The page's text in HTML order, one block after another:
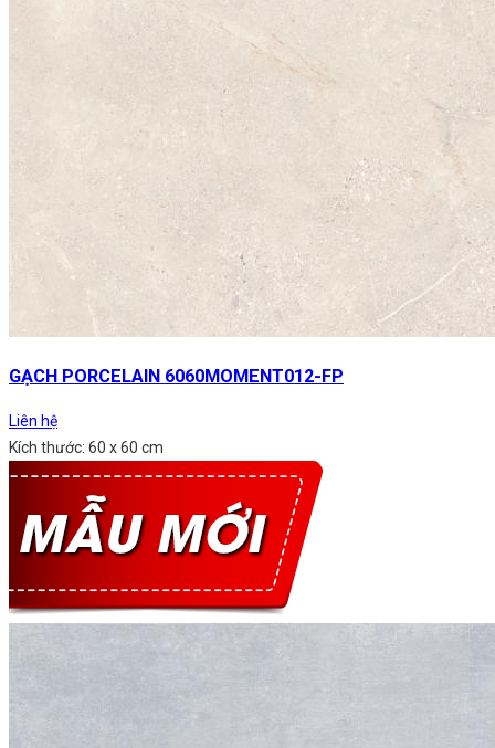
GẠCH PORCELAIN 6060MOMENT012-FP
Liên hệ
Kích thước: 60 x 60 cm